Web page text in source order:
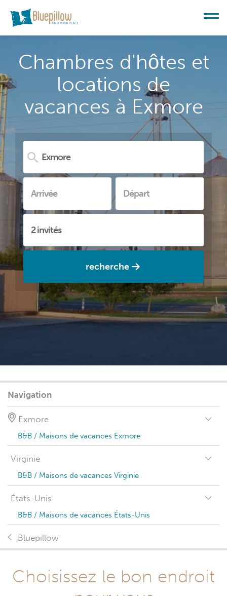
Chambres d'hôtes et
locations de
vacances à Exmore
recherche
Navigation
Exmore
B&B / Maisons de vacances Exmore
Virginie
B&B / Maisons de vacances Virginie
États-Unis
B&B / Maisons de vacances États-Unis
Bluepillow
Choisissez le bon endroit